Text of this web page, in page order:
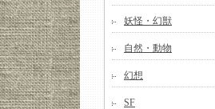
妖怪・幻獣
自然・動物
幻想
SF